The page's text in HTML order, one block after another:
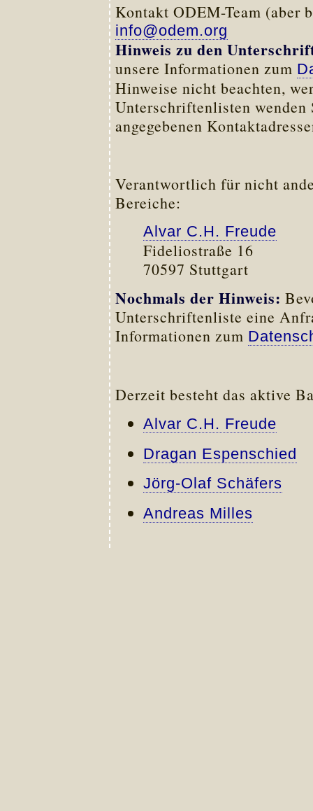
Kontakt ODEM-Team (aber
info@odem.org
Hinweis zu den
unsere Informationen zum
Hinweise nicht beachten,
Unterschriftenlisten
angegebenen
Verantwortlich für nicht
Bereiche:
Alvar C.H. Freude
Fideliostraße 16
70597 Stuttgart
Nochmals der Hinweis:
Unterschriftenliste eine
Informationen zum
Derzeit besteht das aktive
Alvar C.H. Freude
Dragan Espenschied
Jörg-Olaf Schäfers
Andreas Milles